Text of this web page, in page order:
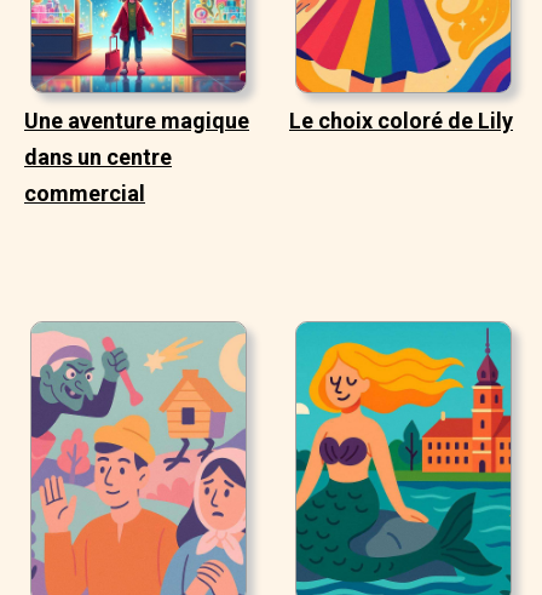
Une aventure magique
dans un centre
commercial
Le choix coloré de Lily